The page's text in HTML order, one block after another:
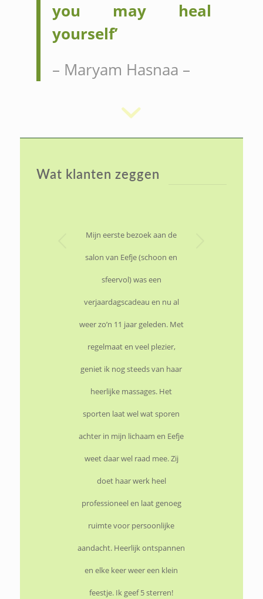
you may heal
yourself’
– Maryam Hasnaa –
Wat klanten zeggen
Mijn eerste bezoek aan de
salon van Eefje (schoon en
sfeervol) was een
verjaardagscadeau en nu al
weer zo’n 11 jaar geleden. Met
regelmaat en veel plezier,
geniet ik nog steeds van haar
heerlijke massages. Het
sporten laat wel wat sporen
achter in mijn lichaam en Eefje
weet daar wel raad mee. Zij
doet haar werk heel
professioneel en laat genoeg
ruimte voor persoonlijke
aandacht. Heerlijk ontspannen
en elke keer weer een klein
feestje. Ik geef 5 sterren!
Volgende